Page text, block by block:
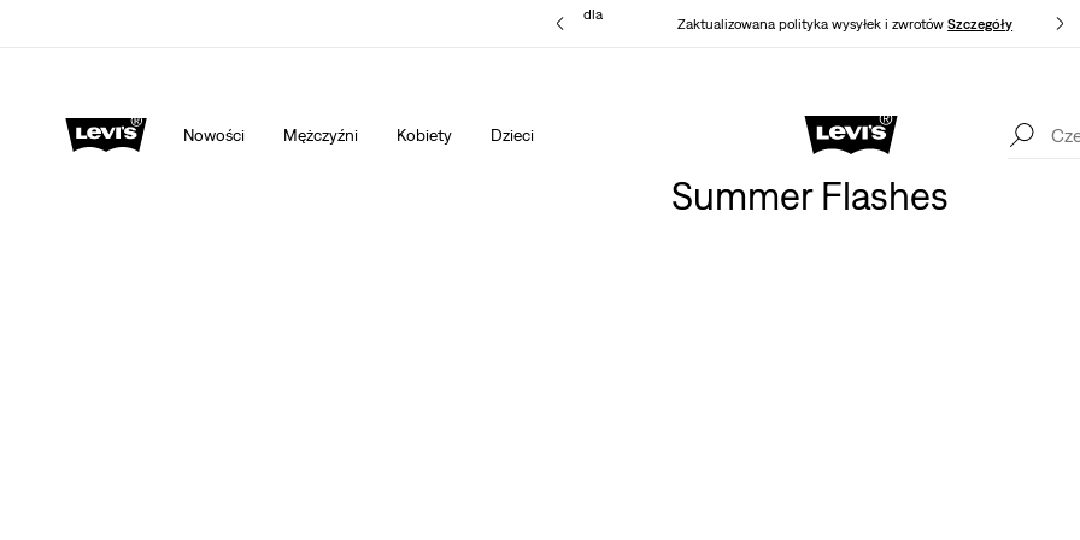
Zaktualizowana polityka wysyłek i zwrotówSzczegóły
Aplikacja Levi's®. To, co najlepsze od Levi's®, stworzone specjalnie dla
Nowości Mężczyźni Kobiety Dzieci
Aplikacja Levi's®. To, co najlepsze od Levi's®, stworzone specjalnie dla
Szczegóły
Summer Flashes